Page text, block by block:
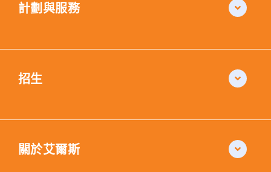
計劃與服務
招生
關於艾爾斯